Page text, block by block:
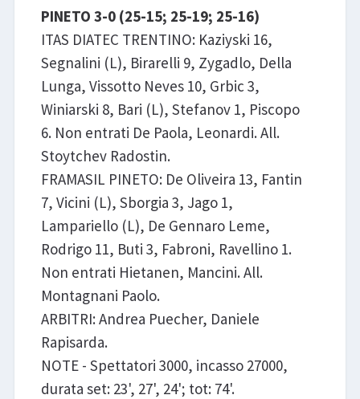
PINETO 3-0 (25-15; 25-19; 25-16)
ITAS DIATEC TRENTINO: Kaziyski 16,
Segnalini (L), Birarelli 9, Zygadlo, Della
Lunga, Vissotto Neves 10, Grbic 3,
Winiarski 8, Bari (L), Stefanov 1, Piscopo
6. Non entrati De Paola, Leonardi. All.
Stoytchev Radostin.
FRAMASIL PINETO: De Oliveira 13, Fantin
7, Vicini (L), Sborgia 3, Jago 1,
Lampariello (L), De Gennaro Leme,
Rodrigo 11, Buti 3, Fabroni, Ravellino 1.
Non entrati Hietanen, Mancini. All.
Montagnani Paolo.
ARBITRI: Andrea Puecher, Daniele
Rapisarda.
NOTE - Spettatori 3000, incasso 27000,
durata set: 23', 27', 24'; tot: 74'.